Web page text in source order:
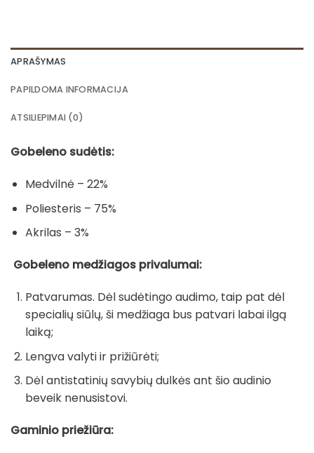
APRAŠYMAS
PAPILDOMA INFORMACIJA
ATSILIEPIMAI (0)
Gobeleno sudėtis:
Medvilnė – 22%
Poliesteris – 75%
Akrilas – 3%
Gobeleno medžiagos privalumai:
Patvarumas. Dėl sudėtingo audimo, taip pat dėl
specialių siūlų, ši medžiaga bus patvari labai ilgą
laiką;
Lengva valyti ir prižiūrėti;
Dėl antistatinių savybių dulkės ant šio audinio
beveik nenusistovi.
Gaminio priežiūra: